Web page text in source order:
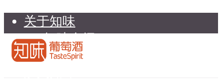
关于知味
知味介绍
知味专家顾问委员会